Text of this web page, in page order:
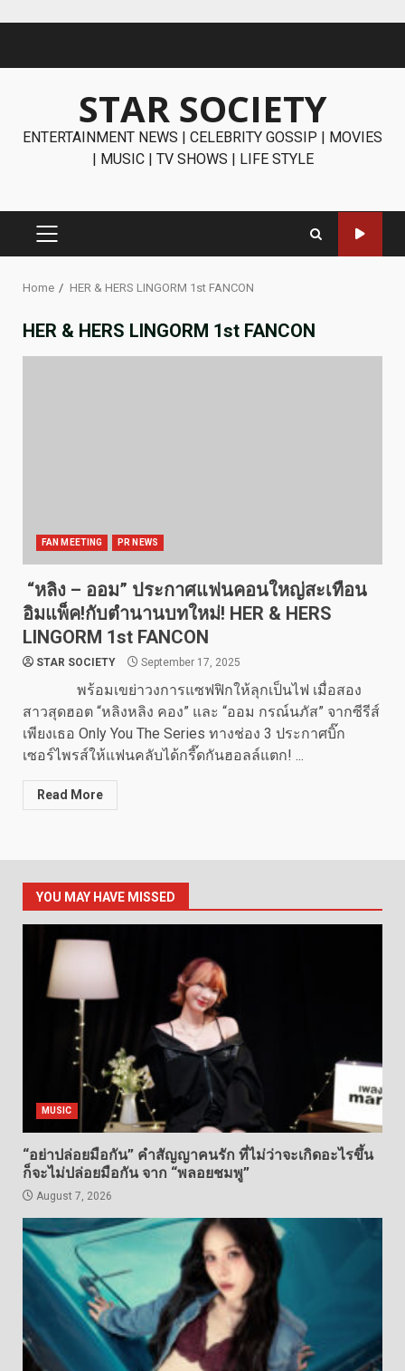
STAR SOCIETY
ENTERTAINMENT NEWS | CELEBRITY GOSSIP | MOVIES
| MUSIC | TV SHOWS | LIFE STYLE
PRIMARY
Home HER & HERS LINGORM 1st FANCON
HER & HERS LINGORM 1st FANCON
FAN MEETING PR NEWS
“หลิง – ออม” ประกาศแฟนคอนใหญ่สะเทือน
อิมแพ็ค!กับตำนานบทใหม่! HER & HERS
LINGORM 1st FANCON
STAR SOCIETY September 17, 2025
พร้อมเขย่าวงการแซฟฟิกให้ลุกเป็นไฟ เมื่อสอง
สาวสุดฮอต “หลิงหลิง คอง” และ “ออม กรณ์นภัส” จากซีรีส์
เพียงเธอ Only You The Series ทางช่อง 3 ประกาศบิ๊ก
เซอร์ไพรส์ให้แฟนคลับได้กรี๊ดกันฮอลล์แตก! ...
Read More
YOU MAY HAVE MISSED
MUSIC
“อย่าปล่อยมือกัน” คำสัญญาคนรัก ที่ไม่ว่าจะเกิดอะไรขึ้น
ก็จะไม่ปล่อยมือกัน จาก “พลอยชมพู”
August 7, 2026